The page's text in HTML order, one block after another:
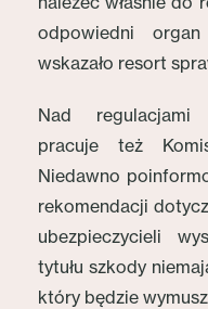
odpowiedni
wskazało resort
Nad regulacjami
pracuje też
Niedawno
rekomendacji
ubezpieczycieli
tytułu szkody
który będzie